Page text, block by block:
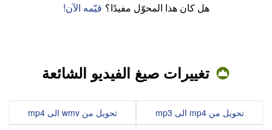
هل كان هذا المحوّل مفيدًا؟ قيّمه الآن!
تغييرات صيغ الفيديو الشائعة
تحويل من mp4 الى mp3
تحويل من wmv الى mp4